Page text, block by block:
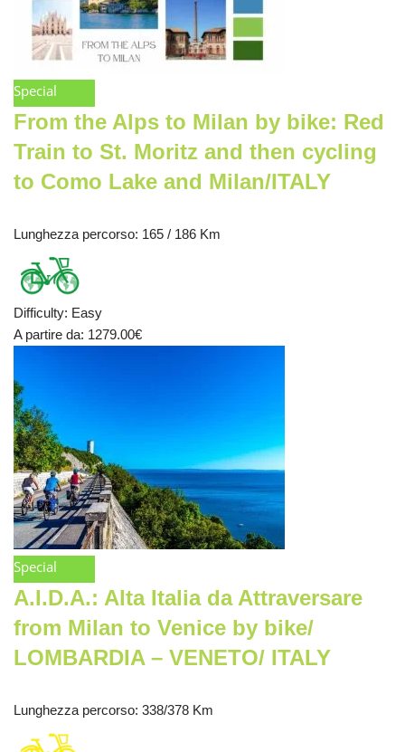
Special
From the Alps to Milan by bike: Red
Train to St. Moritz and then cycling
to Como Lake and Milan/ITALY
Lunghezza percorso: 165 / 186 Km
Difficulty: Easy
A partire da: 1279.00€
Special
A.I.D.A.: Alta Italia da Attraversare
from Milan to Venice by bike/
LOMBARDIA – VENETO/ ITALY
Lunghezza percorso: 338/378 Km